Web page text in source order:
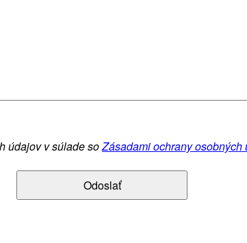
údajov v súlade soZásadami ochrany